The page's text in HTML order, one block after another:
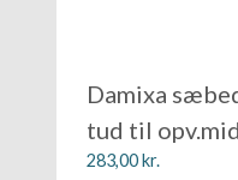
Damixa
tud til
283,00kr.